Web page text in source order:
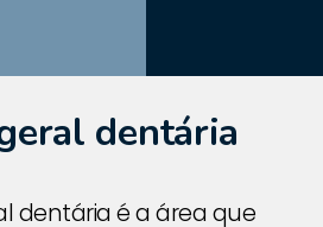
dentária
dentária é a área que